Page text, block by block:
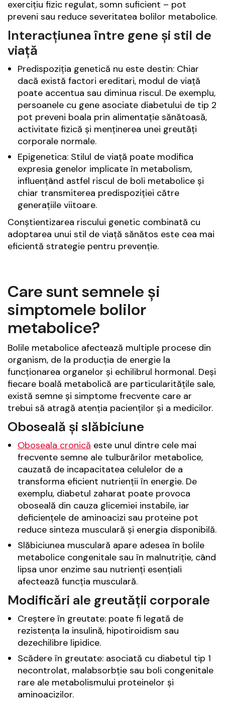
exercițiu fizic regulat, somn suficient – pot
preveni sau reduce severitatea bolilor metabolice.
Interacțiunea între gene și stil de
viață
Predispoziția genetică nu este destin: Chiar
dacă există factori ereditari, modul de viață
poate accentua sau diminua riscul. De exemplu,
persoanele cu gene asociate diabetului de tip 2
pot preveni boala prin alimentație sănătoasă,
activitate fizică și menținerea unei greutăți
corporale normale.
Epigenetica: Stilul de viață poate modifica
expresia genelor implicate în metabolism,
influențând astfel riscul de boli metabolice și
chiar transmiterea predispoziției către
generațiile viitoare.
Conștientizarea riscului genetic combinată cu
adoptarea unui stil de viață sănătos este cea mai
eficientă strategie pentru prevenție.
Care sunt semnele și
simptomele bolilor
metabolice?
Bolile metabolice afectează multiple procese din
organism, de la producția de energie la
funcționarea organelor și echilibrul hormonal. Deși
fiecare boală metabolică are particularitățile sale,
există semne și simptome frecvente care ar
trebui să atragă atenția pacienților și a medicilor.
Oboseală și slăbiciune
Oboseala cronică este unul dintre cele mai
frecvente semne ale tulburărilor metabolice,
cauzată de incapacitatea celulelor de a
transforma eficient nutrienții în energie. De
exemplu, diabetul zaharat poate provoca
oboseală din cauza glicemiei instabile, iar
deficiențele de aminoacizi sau proteine pot
reduce sinteza musculară și energia disponibilă.
Slăbiciunea musculară apare adesea în bolile
metabolice congenitale sau în malnutriție, când
lipsa unor enzime sau nutrienți esențiali
afectează funcția musculară.
Modificări ale greutății corporale
Creștere în greutate: poate fi legată de
rezistența la insulină, hipotiroidism sau
dezechilibre lipidice.
Scădere în greutate: asociată cu diabetul tip 1
necontrolat, malabsorbție sau boli congenitale
rare ale metabolismului proteinelor și
aminoacizilor.